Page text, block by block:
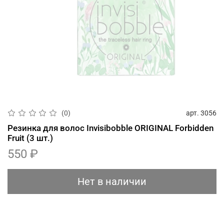
(0) арт. 3056
Резинка для волос Invisibobble ORIGINAL Forbidden
Fruit (3 шт.)
550 ₽
Нет в наличии